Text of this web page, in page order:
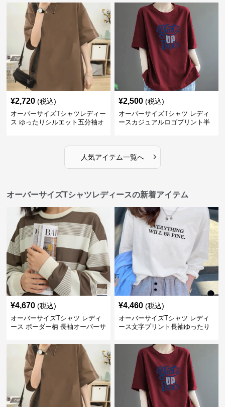
¥2,720 (税込)
オーバーサイズTシャツレディー
ス ゆったりシルエット五分袖オ
¥2,500 (税込)
オーバーサイズTシャツ レディ
ースカジュアルロゴプリント半
人気アイテム一覧へ ›
オーバーサイズTシャツレディースの新着アイテム
¥4,670 (税込)
オーバーサイズTシャツ レディ
ース ボーダー柄 長袖オーバーサ
¥4,460 (税込)
オーバーサイズTシャツ レディ
ース文字プリント長袖ゆったり